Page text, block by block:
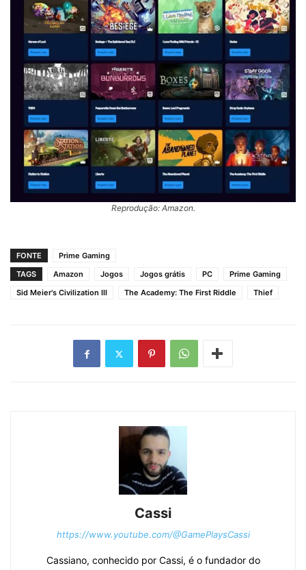
Reprodução: Amazon.
FONTE
Prime Gaming
TAGS
Amazon Jogos Jogos grátis PC
Prime Gaming
Sid Meier's Civilization III
The Academy: The First Riddle Thief
Cassi
https://www.youtube.com/@GamePlaysCassi
Cassiano, conhecido por Cassi, é o fundador do